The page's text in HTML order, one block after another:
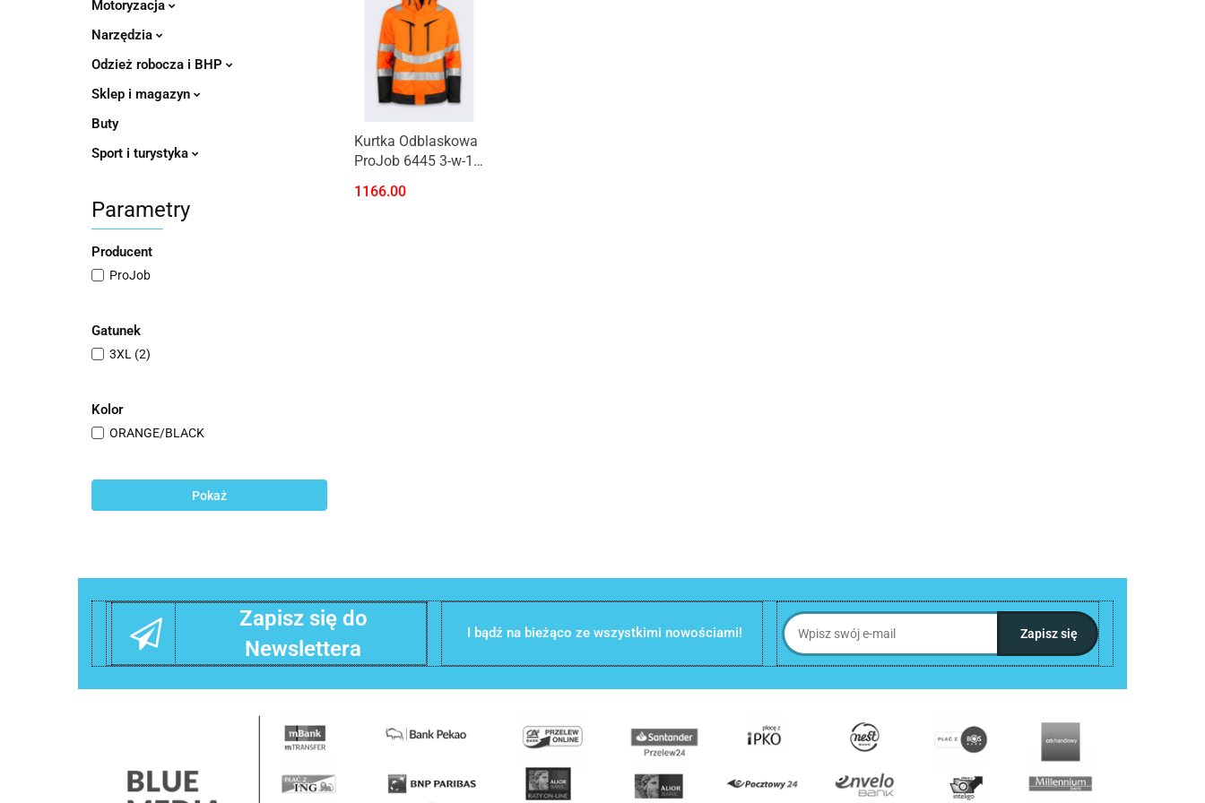
Motoryzacja
Narzędzia
Odzież robocza i BHP
Sklep i magazyn
Buty
Sport i turystyka
Parametry
Producent
ProJob
Gatunek
3XL (2)
Kolor
ORANGE/BLACK
Pokaż
Kurtka Odblaskowa
ProJob 6445 3-w-1
1166.00
Zapisz się do
Newslettera
I bądź na bieżąco ze wszystkimi nowościami!